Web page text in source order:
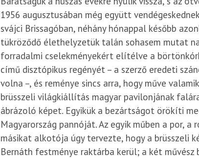
1956 augusztusában még együtt
svájci Brissagóban, néhány hónappal később
tükröződő élethelyzetük talán sohasem mutat
forradalmi cselekményekért elítélve a
című disztópikus regényét – a szerző eredeti
volna –, és reménye sincs arra, hogy műve
brüsszeli világkiállítás magyar pavilonjának
ábrázoló képet. Egyikük a bezártságot örökíti
Magyarország pannóját. Az egyik műben a por,
másikat alkotója úgy tervezte, hogy a brüsszeli
Bernáth festménye raktárba kerül; a két